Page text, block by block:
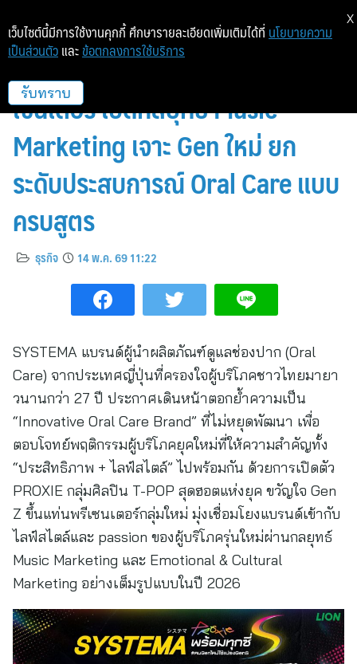
SYSTEMA ดึง PROXIE นั่งแท่นพรี
เซนเตอร์ เปิดกลยุทธ์ Music
Marketing เจาะ Gen ใหม่ ยก
ระดับประสบการณ์ Oral Care แบบ
ครบสูตร
ธุรกิจ 14 พ.ค. 69 11:22
SYSTEMA แบรนด์ผู้นำผลิตภัณฑ์ดูแลช่องปาก (Oral
Care) จากประเทศญี่ปุ่นที่ครองใจผู้บริโภคชาวไทยมายา
วนานกว่า 27 ปี ประกาศเดินหน้าตอกย้ำความเป็น
“Innovative Oral Care Brand” ที่ไม่หยุดพัฒนา เพื่อ
ตอบโจทย์พฤติกรรมผู้บริโภคยุคใหม่ที่ให้ความสำคัญทั้ง
“ประสิทธิภาพ + ไลฟ์สไตล์” ไปพร้อมกัน ด้วยการเปิดตัว
PROXIE กลุ่มศิลปิน T-POP สุดฮอตแห่งยุค ขวัญใจ Gen
Z ขึ้นแท่นพรีเซนเตอร์กลุ่มใหม่ มุ่งเชื่อมโยงแบรนด์เข้ากับ
ไลฟ์สไตล์และ passion ของผู้บริโภครุ่นใหม่ผ่านกลยุทธ์
Music Marketing และ Emotional & Cultural
Marketing อย่างเต็มรูปแบบในปี 2026
เว็บไซต์นี้มีการใช้งานคุกกี้ ศึกษารายละเอียดเพิ่มเติมได้ที่ นโยบายความ
เป็นส่วนตัว และ ข้อตกลงการใช้บริการ
รับทราบ
X